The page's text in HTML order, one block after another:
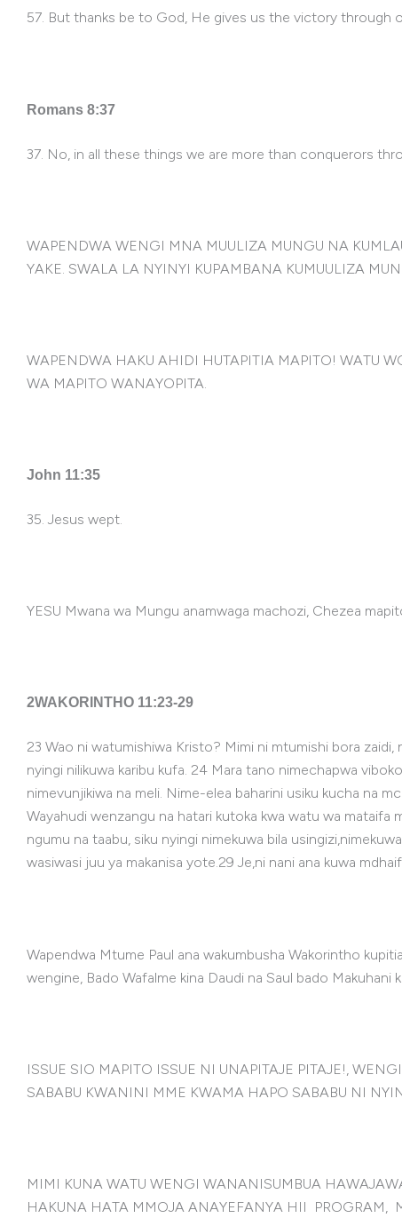
57. But thanks be to God, He gives us the victory through
Romans 8:37
37. No, in all these things we are more than conquerors
WAPENDWA WENGI MNA MUULIZA MUNGU NA
YAKE. SWALA LA NYINYI KUPAMBANA KUMUULIZA
WAPENDWA HAKU AHIDI HUTAPITIA MAPITO! WATU
WA MAPITO WANAYOPITA.
John 11:35
35. Jesus wept.
YESU Mwana wa Mungu anamwaga machozi, Chezea
2WAKORINTHO 11:23-29
23 Wao ni watumishiwa Kristo? Mimi ni mtumishi bora
nyingi nilikuwa karibu kufa. 24 Mara tano nimechapwa
nimevunjikiwa na meli. Nime-elea baharini usiku kucha na
Wayahudi wenzangu na hatari kutoka kwa watu wa mataifa
ngumu na taabu, siku nyingi nimekuwa bila
wasiwasi juu ya makanisa yote.29 Je,ni nani ana kuwa
Wapendwa Mtume Paul ana wakumbusha Wakorintho
wengine, Bado Wafalme kina Daudi na Saul bado Makuhani
ISSUE SIO MAPITO ISSUE NI UNAPITAJE PITAJE!,
SABABU KWANINI MME KWAMA HAPO SABABU NI
MIMI KUNA WATU WENGI WANANISUMBUA
HAKUNA HATA MMOJA ANAYEFANYA HII PROGRAM,